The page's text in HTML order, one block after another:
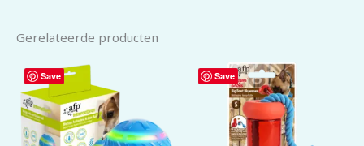
Gerelateerde producten
Save Save